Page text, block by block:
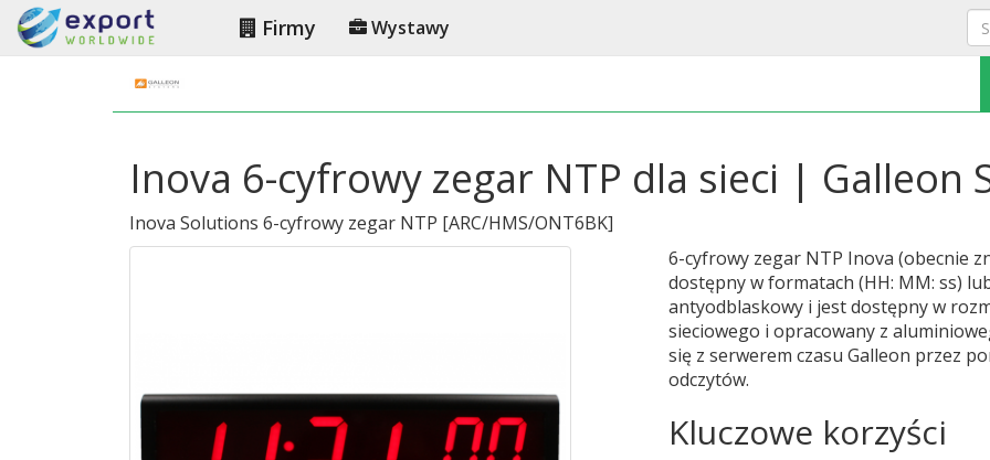
Firmy Wystawy
Inova 6-cyfrowy zegar NTP dla sieci | Galleon
Inova Solutions 6-cyfrowy zegar NTP [ARC/HMS/ONT6BK]
6-cyfrowy zegar NTP Inova (obecnie
dostępny w formatach (HH: MM: ss)
antyodblaskowy i jest dostępny w
sieciowego i opracowany z
się z serwerem czasu Galleon przez
odczytów.
Kluczowe korzyści